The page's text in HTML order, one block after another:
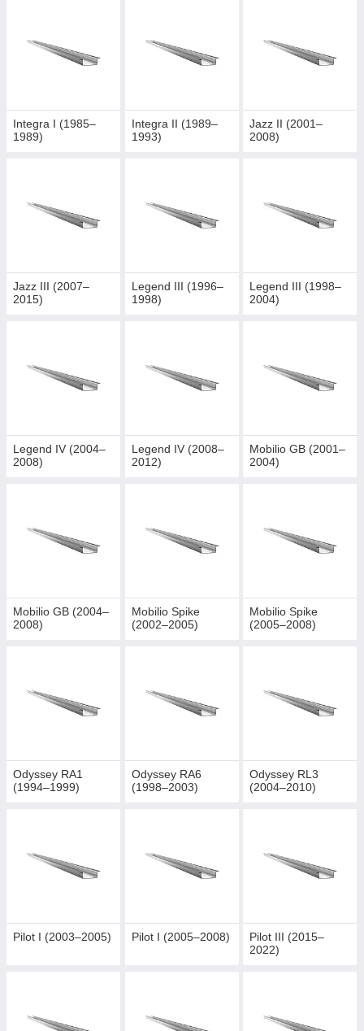
Integra I (1985–
1989)
Integra II (1989–
1993)
Jazz II (2001–
2008)
Jazz III (2007–
2015)
Legend III (1996–
1998)
Legend III (1998–
2004)
Legend IV (2004–
2008)
Legend IV (2008–
2012)
Mobilio GB (2001–
2004)
Mobilio GB (2004–
2008)
Mobilio Spike
(2002–2005)
Mobilio Spike
(2005–2008)
Odyssey RA1
(1994–1999)
Odyssey RA6
(1998–2003)
Odyssey RL3
(2004–2010)
Pilot I (2003–2005) Pilot I (2005–2008)
Pilot III (2015–
2022)